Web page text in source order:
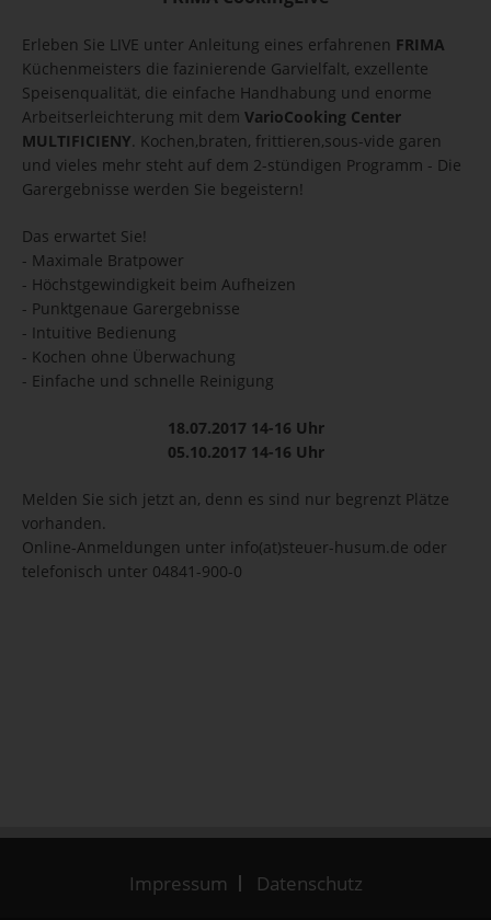
Erleben Sie LIVE unter Anleitung eines erfahrenen FRIMA
Küchenmeisters die fazinierende Garvielfalt, exzellente
Speisenqualität, die einfache Handhabung und enorme
Arbeitserleichterung mit dem VarioCooking Center
MULTIFICIENY. Kochen,braten, frittieren,sous-vide garen
und vieles mehr steht auf dem 2-stündigen Programm - Die
Garergebnisse werden Sie begeistern!
Das erwartet Sie!
- Maximale Bratpower
- Höchstgewindigkeit beim Aufheizen
- Punktgenaue Garergebnisse
- Intuitive Bedienung
- Kochen ohne Überwachung
- Einfache und schnelle Reinigung
18.07.2017 14-16 Uhr
05.10.2017 14-16 Uhr
Melden Sie sich jetzt an, denn es sind nur begrenzt Plätze
vorhanden.
Online-Anmeldungen unter info(at)steuer-husum.de oder
telefonisch unter 04841-900-0
Impressum Datenschutz